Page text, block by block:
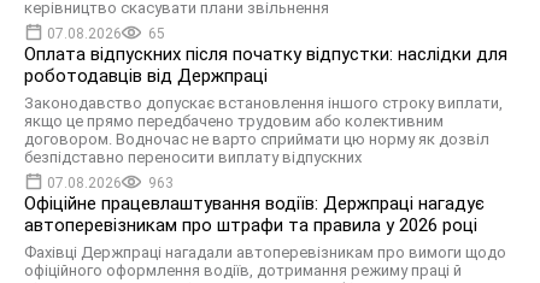
керівництво скасувати плани звільнення
07.08.2026 65
Оплата відпускних після початку відпустки: наслідки для
роботодавців від Держпраці
Законодавство допускає встановлення іншого строку виплати,
якщо це прямо передбачено трудовим або колективним
договором. Водночас не варто сприймати цю норму як дозвіл
безпідставно переносити виплату відпускних
07.08.2026 963
Офіційне працевлаштування водіїв: Держпраці нагадує
автоперевізникам про штрафи та правила у 2026 році
Фахівці Держпраці нагадали автоперевізникам про вимоги щодо
офіційного оформлення водіїв, дотримання режиму праці й